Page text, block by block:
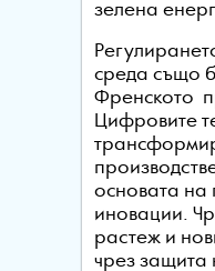
зелена
среда също
Френското
Цифровите
основата на
иновации.
растеж и
чрез защита